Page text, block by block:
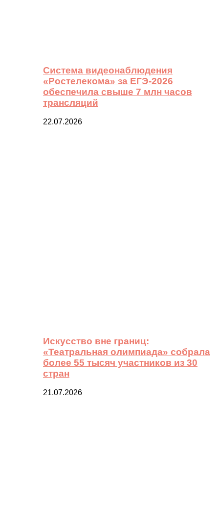
Система видеонаблюдения
«Ростелекома» за ЕГЭ-2026
обеспечила свыше 7 млн часов
трансляций
22.07.2026
Искусство вне границ:
«Театральная олимпиада» собрала
более 55 тысяч участников из 30
стран
21.07.2026